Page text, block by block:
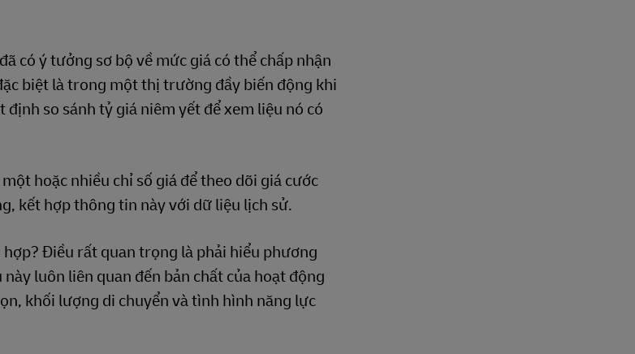
có ý tưởng sơ bộ về mức giá có thể chấp nhận
biệt là trong một thị trường đầy biến động khi
so sánh tỷ giá niêm yết để xem liệu nó có
hoặc nhiều chỉ số giá để theo dõi giá cước
kết hợp thông tin này với dữ liệu lịch sử.
Điều rất quan trọng là phải hiểu phương
luôn liên quan đến bản chất của hoạt động
khối lượng di chuyển và tình hình năng lực